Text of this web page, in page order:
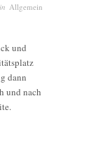
Allgemein
und
dann
und nach